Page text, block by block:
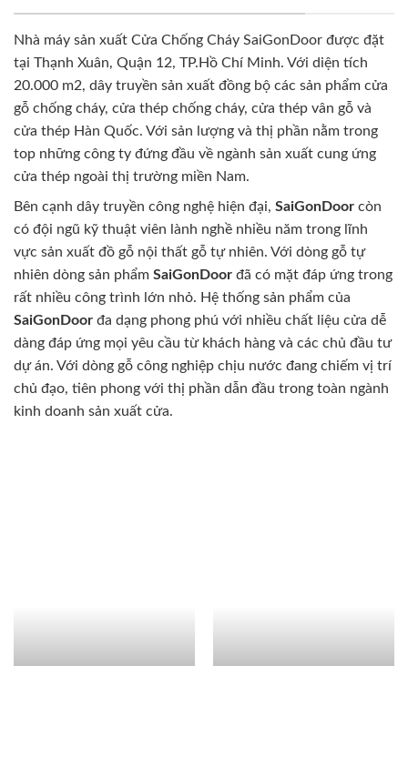
Nhà máy sản xuất Cửa Chống Cháy SaiGonDoor được đặt
tại Thạnh Xuân, Quận 12, TP.Hồ Chí Minh. Với diện tích
20.000 m2, dây truyền sản xuất đồng bộ các sản phẩm cửa
gỗ chống cháy, cửa thép chống cháy, cửa thép vân gỗ và
cửa thép Hàn Quốc. Với sản lượng và thị phần nằm trong
top những công ty đứng đầu về ngành sản xuất cung ứng
cửa thép ngoài thị trường miền Nam.
Bên cạnh dây truyền công nghệ hiện đại, SaiGonDoor còn
có đội ngũ kỹ thuật viên lành nghề nhiều năm trong lĩnh
vực sản xuất đồ gỗ nội thất gỗ tự nhiên. Với dòng gỗ tự
nhiên dòng sản phẩm SaiGonDoor đã có mặt đáp ứng trong
rất nhiều công trình lớn nhỏ. Hệ thống sản phẩm của
SaiGonDoor đa dạng phong phú với nhiều chất liệu cửa dễ
dàng đáp ứng mọi yêu cầu từ khách hàng và các chủ đầu tư
dự án. Với dòng gỗ công nghiệp chịu nước đang chiếm vị trí
chủ đạo, tiên phong với thị phần dẫn đầu trong toàn ngành
kinh doanh sản xuất cửa.